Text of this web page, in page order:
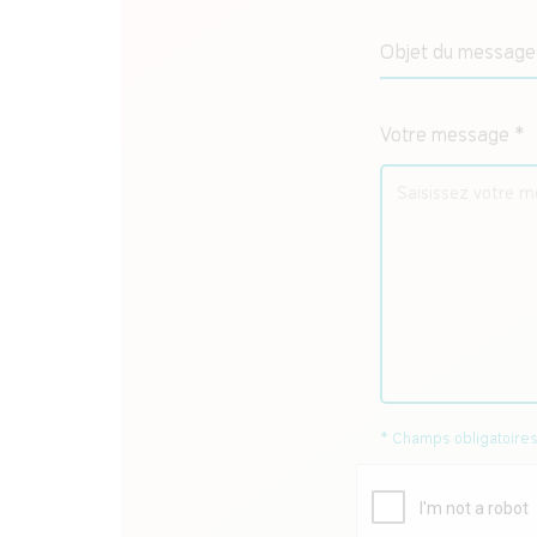
Objet du message
Votre message *
* Champs obligatoires